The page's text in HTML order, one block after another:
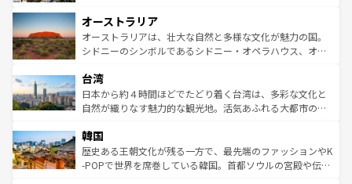
部のニューオーリンズでは、音楽と美食が融合した独特の
文化が魅力。旅行者はアメリカの各地域で異なる魅力を楽
しみながら、その多様性と豊かな歴史を感じることができ
ならではの贅沢な旅のスタイルだ。 なお、新着のアメリカ
情報はコンテンツ一覧を参照してほしい。
ワイ島は見逃せない。また、定番の観光地といえばオアフ
島だが、静かな自然を求めるならマウイ島やカウアイ島が
おすすめ。エメラルドグリーンに輝く海をはじめ、豊かな
れるおもてなしの心で訪れる人々を迎えてくれるハワイの
人々、おいしいローカルフードやハワイアンミュージッ
ク、伝統的なフラダンスなど、すべてがハワイの魅力を彩
ワイを、存分に味わってほしい。 なお、新着のハワイ情報
はコンテンツ一覧を参照してほしい。
オーストラリア
オーストラリアは、壮大な自然と多様な文化が魅力の国。
シドニーのシンボルであるシドニー・オペラハウス、オー
リアリーフや大陸中央部にそびえるウルル（エアーズロッ
ク）、タスマニアの美しい原生林やケアンズの熱帯雨林な
ど、見どころがたくさん。また、カフェやワイン、オージ
いる。アクティビティも充実しており、サーフィンやダイ
ビング、ハイキングなど、アウトドア好きにはたまらな
い。オーストラリアの多彩な魅力を存分に味わいつくそ
台湾
日本から約４時間ほどでたどり着く台湾は、多彩な文化と
自然が織りなす魅力的な観光地。活気あふれる大都市の台
ン）、静ひつな山岳地帯である台湾東部など、都市の喧騒
と山間の静けさが共存しており、訪れる人に新しい発見と
驚きをもたらしてくれる。また、奥深い台湾の食文化も魅
韓国
歴史ある王朝文化が残る一方で、最先端のファッションやK
-POPで世界を席巻している韓国。首都ソウルの宮殿や伝統